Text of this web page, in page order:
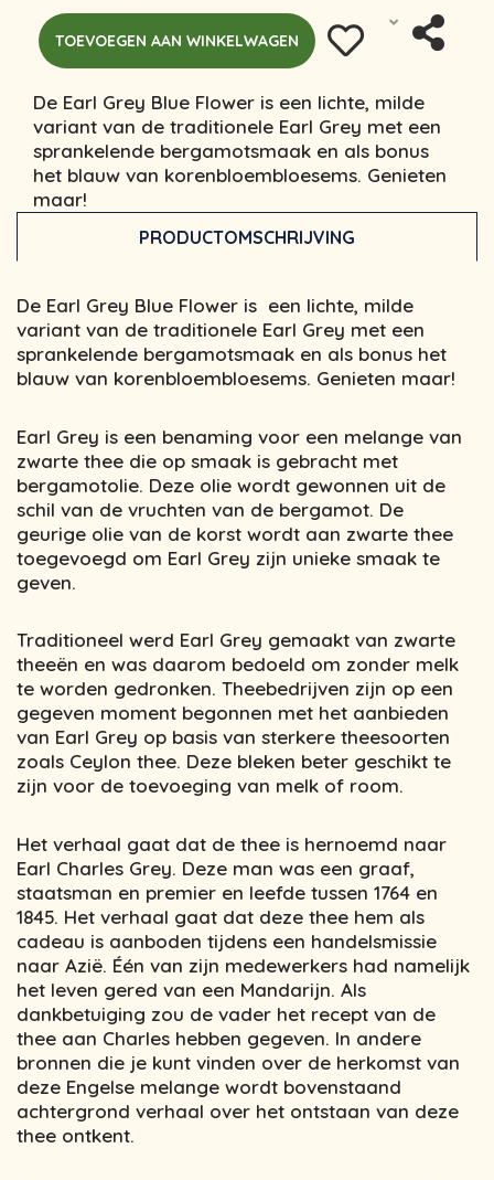
TOEVOEGEN AAN WINKELWAGEN
De Earl Grey Blue Flower is een lichte, milde
variant van de traditionele Earl Grey met een
sprankelende bergamotsmaak en als bonus
het blauw van korenbloembloesems. Genieten
maar!
PRODUCTOMSCHRIJVING
De Earl Grey Blue Flower is een lichte, milde
variant van de traditionele Earl Grey met een
sprankelende bergamotsmaak en als bonus het
blauw van korenbloembloesems. Genieten maar!
Earl Grey is een benaming voor een melange van
zwarte thee die op smaak is gebracht met
bergamotolie. Deze olie wordt gewonnen uit de
schil van de vruchten van de bergamot. De
geurige olie van de korst wordt aan zwarte thee
toegevoegd om Earl Grey zijn unieke smaak te
geven.
Traditioneel werd Earl Grey gemaakt van zwarte
theeën en was daarom bedoeld om zonder melk
te worden gedronken. Theebedrijven zijn op een
gegeven moment begonnen met het aanbieden
van Earl Grey op basis van sterkere theesoorten
zoals Ceylon thee. Deze bleken beter geschikt te
zijn voor de toevoeging van melk of room.
Het verhaal gaat dat de thee is hernoemd naar
Earl Charles Grey. Deze man was een graaf,
staatsman en premier en leefde tussen 1764 en
1845. Het verhaal gaat dat deze thee hem als
cadeau is aanboden tijdens een handelsmissie
naar Azië. Één van zijn medewerkers had namelijk
het leven gered van een Mandarijn. Als
dankbetuiging zou de vader het recept van de
thee aan Charles hebben gegeven. In andere
bronnen die je kunt vinden over de herkomst van
deze Engelse melange wordt bovenstaand
achtergrond verhaal over het ontstaan van deze
thee ontkent.